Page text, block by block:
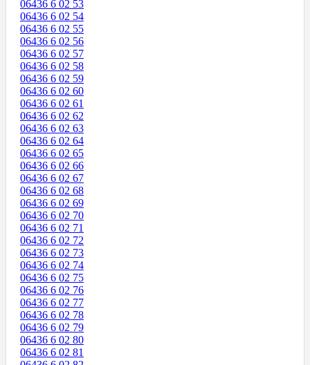
06436 6 02 53
06436 6 02 54
06436 6 02 55
06436 6 02 56
06436 6 02 57
06436 6 02 58
06436 6 02 59
06436 6 02 60
06436 6 02 61
06436 6 02 62
06436 6 02 63
06436 6 02 64
06436 6 02 65
06436 6 02 66
06436 6 02 67
06436 6 02 68
06436 6 02 69
06436 6 02 70
06436 6 02 71
06436 6 02 72
06436 6 02 73
06436 6 02 74
06436 6 02 75
06436 6 02 76
06436 6 02 77
06436 6 02 78
06436 6 02 79
06436 6 02 80
06436 6 02 81